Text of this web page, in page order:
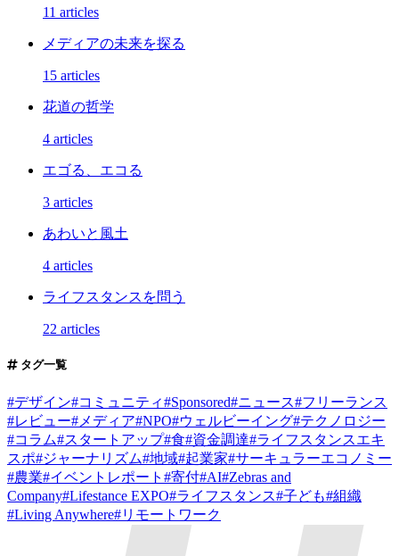
11 articles
メディアの未来を探る
15 articles
花道の哲学
4 articles
エゴる、エコる
3 articles
あわいと風土
4 articles
ライフスタンスを問う
22 articles
タグ一覧
#デザイン#コミュニティ#Sponsored#ニュース#フリーランス
#レビュー# メディア#NPO#ウェルビーイング#テクノロジー
#コラム#スタートアップ#食#資金調達#ライフスタンスエキ
スポ#ジャーナリズム#地域#起業家#サーキュラーエコノミー
#農業#イベントレポート #寄付#AI#Zebras and
Company#Lifestance EXPO#ライフスタンス#子ども#組織
#Living Anywhere#リモートワーク